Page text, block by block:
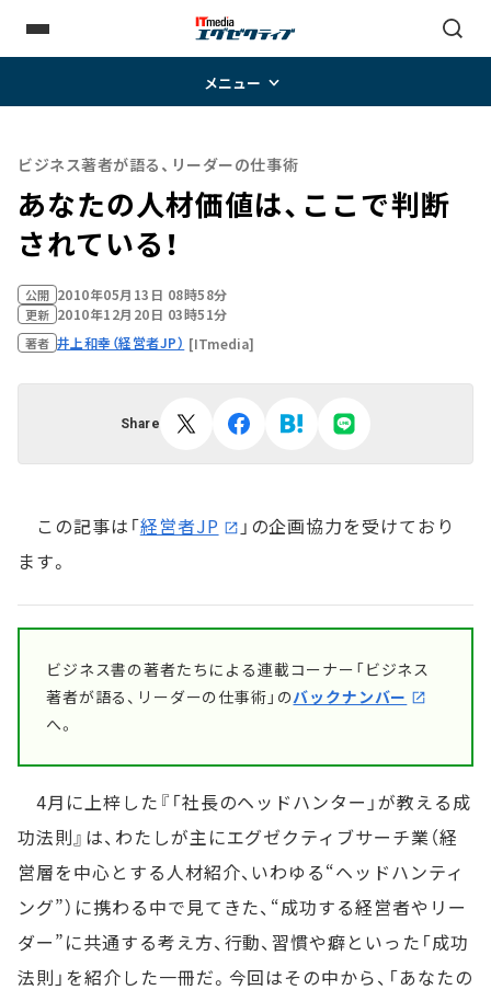
メニュー
ビジネス著者が語る、リーダーの仕事術
あなたの人材価値は、ここで判断
されている！
公開 2010年05月13日 08時58分
更新 2010年12月20日 03時51分
著者 井上和幸（経営者JP） [ITmedia]
Share
この記事は「経営者JP
」の企画協力を受けており
ます。
ビジネス書の著者たちによる連載コーナー「ビジネス
著者が語る、リーダーの仕事術」のバックナンバー
へ。
4月に上梓した『「社長のヘッドハンター」が教える成
功法則』は、わたしが主にエグゼクティブサーチ業（経
営層を中心とする人材紹介、いわゆる“ヘッドハンティ
ング”）に携わる中で見てきた、“成功する経営者やリー
ダー”に共通する考え方、行動、習慣や癖といった「成功
法則」を紹介した一冊だ。今回はその中から、「あなたの